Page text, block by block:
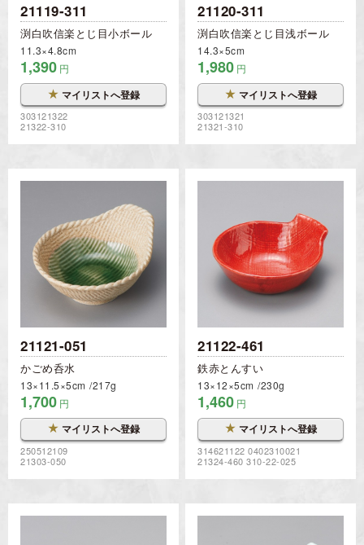
21119-311
渕白吹信楽とじ目小ボール
11.3×4.8cm
1,390 円
★ マイリストへ登録
303121322
21322-310
21120-311
渕白吹信楽とじ目浅ボール
14.3×5cm
1,980 円
★ マイリストへ登録
303121321
21321-310
21121-051
かごめ呑水
13×11.5×5cm 217g
1,700 円
★ マイリストへ登録
250512109
21303-050
21122-461
鉄赤とんすい
13×12×5cm 230g
1,460 円
★ マイリストへ登録
314621122 0402310021
21324-460 310-22-025